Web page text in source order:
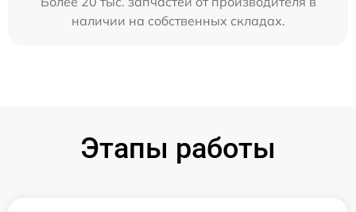
наличии на собственных складах.
Этапы работы